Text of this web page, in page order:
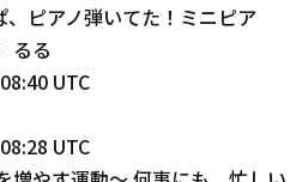
ピアノ弾いてた！ミニピア
るる
UTC
UTC